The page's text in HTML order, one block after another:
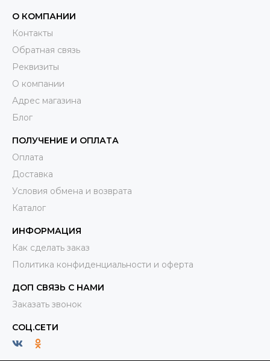
О КОМПАНИИ
Контакты
Обратная связь
Реквизиты
О компании
Адрес магазина
Блог
ПОЛУЧЕНИЕ И ОПЛАТА
Оплата
Доставка
Условия обмена и возврата
Каталог
ИНФОРМАЦИЯ
Как сделать заказ
Политика конфиденциальности и оферта
ДОП СВЯЗЬ С НАМИ
Заказать звонок
СОЦ.СЕТИ